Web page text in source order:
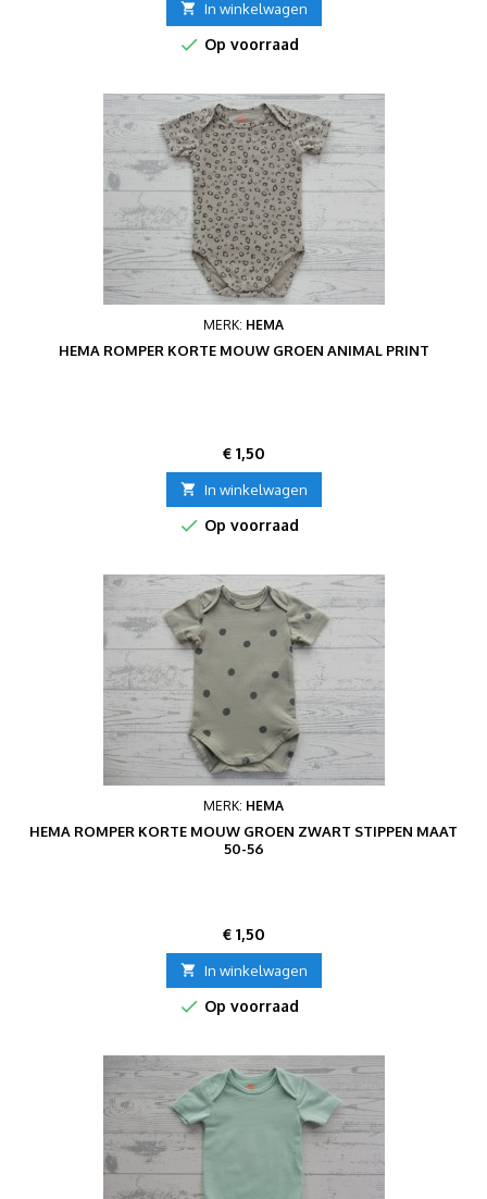
 In winkelwagen
 Op voorraad
MERK: HEMA
HEMA ROMPER KORTE MOUW GROEN ANIMAL PRINT
Prijs
€ 1,50
 In winkelwagen
 Op voorraad
MERK: HEMA
HEMA ROMPER KORTE MOUW GROEN ZWART STIPPEN MAAT
50-56
Prijs
€ 1,50
 In winkelwagen
 Op voorraad